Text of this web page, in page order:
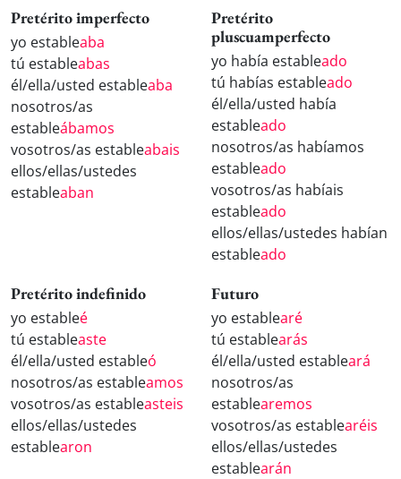
Pretérito imperfecto
yo estableaba
tú estableabas
él/ella/usted estableaba
nosotros/as
estableábamos
vosotros/as estableabais
ellos/ellas/ustedes
estableaban
Pretérito
pluscuamperfecto
yo había estableado
tú habías estableado
él/ella/usted había
estableado
nosotros/as habíamos
estableado
vosotros/as habíais
estableado
ellos/ellas/ustedes habían
estableado
Pretérito indefinido
yo estableé
tú estableaste
él/ella/usted estableó
nosotros/as estableamos
vosotros/as estableasteis
ellos/ellas/ustedes
establearon
Futuro
yo establearé
tú establearás
él/ella/usted estableará
nosotros/as
establearemos
vosotros/as establearéis
ellos/ellas/ustedes
establearán